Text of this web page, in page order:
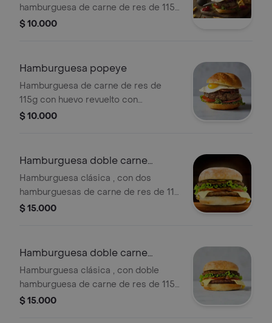
hamburguesa de carne de res de 115
gramos, huevo frito, rodaja de tomate,
zanahoria y cilantro, con salsas varias.
$ 10.000
Hamburguesa popeye
Hamburguesa de carne de res de
115g con huevo revuelto con
espinaca, rodaja de tomate, lonja de
$ 10.000
Hamburguesa doble carne
conejera
Hamburguesa clásica , con dos
hamburguesas de carne de res de 115
gramos cada una, huevo frito, rodaja
repollo con zanahoria y cilantro, con
salsas varias.
$ 15.000
Hamburguesa doble carne
popeye
Hamburguesa clásica , con doble
hamburguesa de carne de res de 115
gramos cada una , huevo revuelto con
$ 15.000